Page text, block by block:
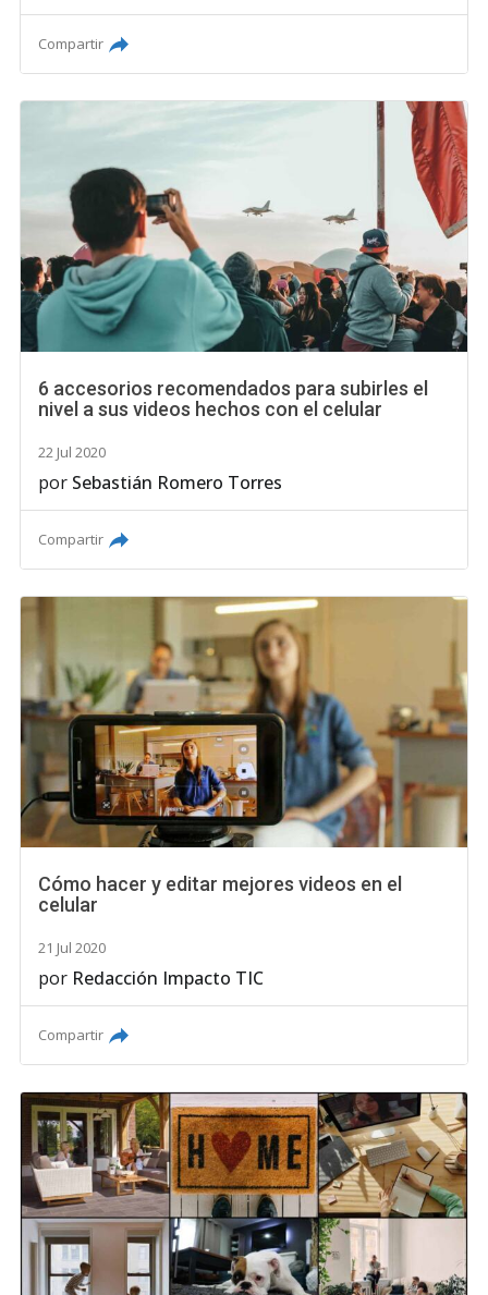
Compartir
6 accesorios recomendados para subirles el
nivel a sus videos hechos con el celular
22 Jul 2020
por Sebastián Romero Torres
Compartir
Cómo hacer y editar mejores videos en el
celular
21 Jul 2020
por Redacción Impacto TIC
Compartir